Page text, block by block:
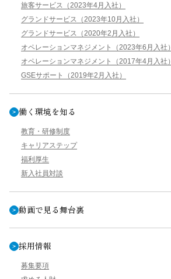
旅客サービス（2023年4月入社）
グランドサービス（2023年10月入社）
グランドサービス（2020年2月入社）
オペレーションマネジメント（2023年6月入社）
オペレーションマネジメント（2017年4月入社）
GSEサポート（2019年2月入社）
働く環境を知る
教育・研修制度
キャリアステップ
福利厚生
新入社員対談
動画で見る舞台裏
採用情報
募集要項